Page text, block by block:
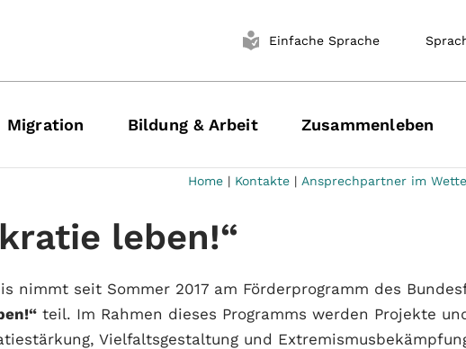
Einfache Sprache
Migration Bildung & Arbeit Zusammenleben
Home| Kontakte| Ansprechpartner im
leben!“
nimmt seit Sommer 2017 am Förderprogramm des
teil. Im Rahmen dieses Programms werden Projekte
Vielfaltsgestaltung und